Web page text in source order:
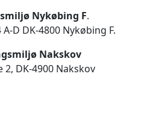
Nykøbing F.
D DK-4800 Nykøbing F.
Nakskov
2, DK-4900 Nakskov